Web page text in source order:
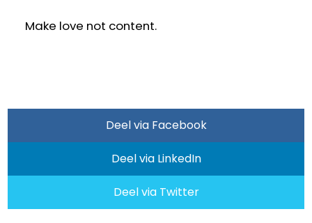
Make love not content.
Deel via Facebook
Deel via LinkedIn
Deel via Twitter